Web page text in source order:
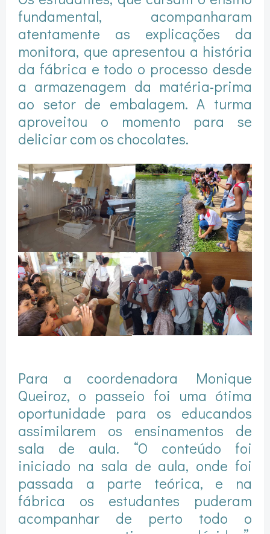
fundamental, acompanharam
atentamente as explicações da
monitora, que apresentou a história
da fábrica e todo o processo desde
a armazenagem da matéria-prima
ao setor de embalagem. A turma
aproveitou o momento para se
deliciar com os chocolates.
Para a coordenadora Monique
Queiroz, o passeio foi uma ótima
oportunidade para os educandos
assimilarem os ensinamentos de
sala de aula. “O conteúdo foi
iniciado na sala de aula, onde foi
passada a parte teórica, e na
fábrica os estudantes puderam
acompanhar de perto todo o